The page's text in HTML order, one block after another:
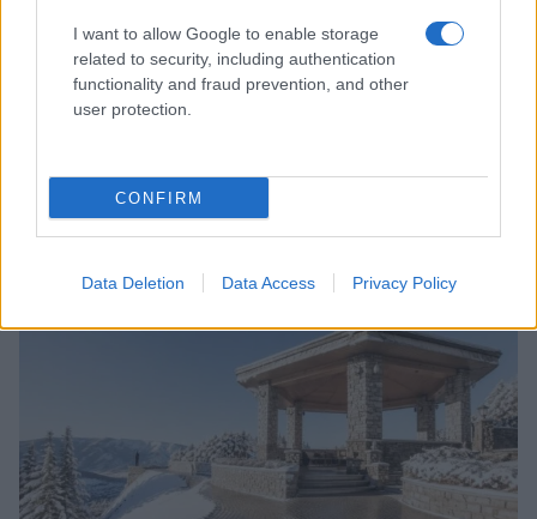
I want to allow Google to enable storage
related to security, including authentication
functionality and fraud prevention, and other
user protection.
CONFIRM
Data Deletion Data Access Privacy Policy
Camilla Fiore · 10 Ago 2026